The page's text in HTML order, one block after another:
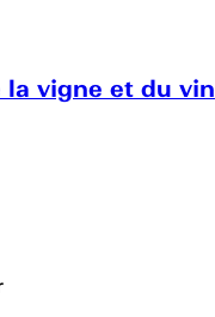
la vigne et du vin